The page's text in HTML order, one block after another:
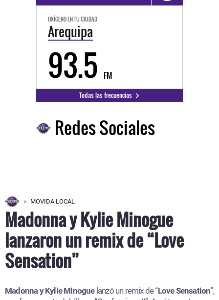
OXÍGENO EN TU CIUDAD
Arequipa
93.5 FM
Todas las frecuencias
Redes Sociales
MOVIDA LOCAL
Madonna y Kylie Minogue
lanzaron un remix de “Love
Sensation”
Madonna y Kylie Minogue lanzó un remix de “Love Sensation”,